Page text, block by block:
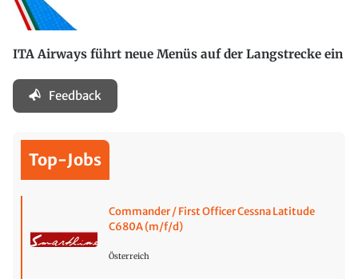
ITA Airways führt neue Menüs auf der Langstrecke ein
Feedback
Top-Jobs
Commander / First Officer Cessna Latitude
C680A (m/f/d)
Österreich